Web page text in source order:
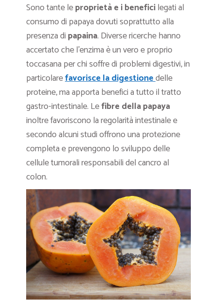
Sono tante leproprietà e i beneficilegati al
consumo di papaya dovuti soprattutto alla
presenza di papaina. Diverse ricerche hanno
accertato che l’enzima è un vero e proprio
toccasana per chi soffre di problemi digestivi, in
particolarefavorisce la digestionedelle
proteine, ma apporta benefici a tutto il tratto
gastro-intestinale. Lefibre della papaya
inoltre favoriscono la regolarità intestinale e
secondo alcuni studi offrono una protezione
completa e prevengono lo sviluppo delle
cellule tumorali responsabili del cancro al
colon.